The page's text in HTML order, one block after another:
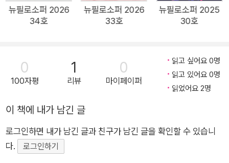
꾸려가는 자립의 모습, 타 집단과의 교류나 지원 없이도 충분히
살아가는 ‘자급자족’의 힘은 분명 이 세상에서 미덕으로 여겨져
때문이다. 그러나 19세기에 영구 동맹을 피하려는 영국의 정책을
두고 캐나다 정치인 조지 율리스 포스터가 표현한 대로 “영광스
도 누군가의 노동과 창의의 산물로 살아가고, 신의 손이라 불리는
명의도 자신의 몸을 수술할 수는 없다. 아무리 고립된 삶을 지향
한다 해도, 다른 사람들이 붙인 이름과 언어, 정체성과 소속의 네
트워크를 벗어나 이 세상을 살아갈 수 없다. 오랫동안 철학자들도
뉴필로소퍼 2026
34호
뉴필로소퍼 2026
33호
뉴필로소퍼 2025
30호
0
100자평
1
리뷰
0
마이페이퍼
읽고 싶어요 0명
읽고 있어요 0명
읽었어요 2명
이 책에 내가 남긴 글
로그인하면 내가 남긴 글과 친구가 남긴 글을 확인할 수 있습니
다.
로그인하기